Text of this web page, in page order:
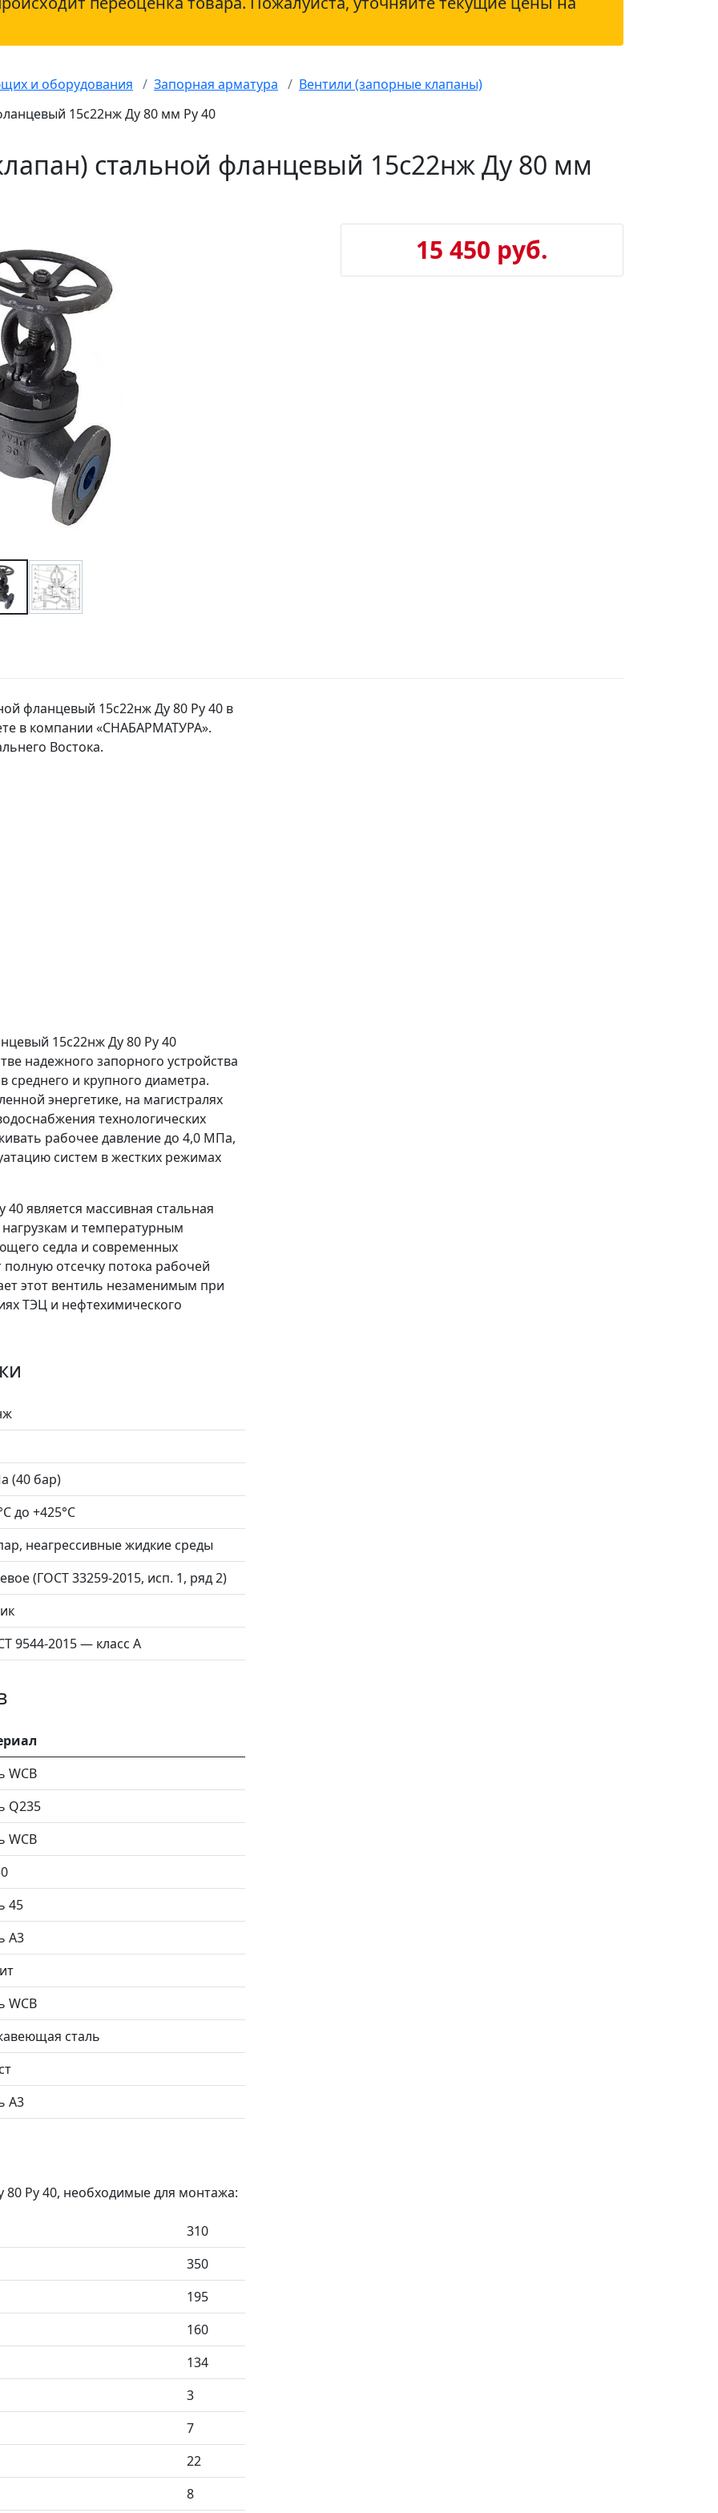
и оборудования Запорная арматура
Вентили (запорные клапаны)
15с22нж Ду 80 мм Ру 40
стальной фланцевый 15с22нж Ду 80 мм
15 450 руб.
фланцевый 15с22нж Ду 80 Ру 40 в
в компании «СНАБАРМАТУРА».
Востока.
15с22нж Ду 80 Ру 40
надежного запорного устройства
среднего и крупного диаметра.
энергетике, на магистралях
технологических
рабочее давление до 4,0 МПа,
систем в жестких режимах
является массивная стальная
и температурным
седла и современных
отсечку потока рабочей
этот вентиль незаменимым при
ТЭЦ и нефтехимического
(40 бар)
до +425°C
неагрессивные жидкие среды
(ГОСТ 33259-2015, исп. 1, ряд 2)
9544-2015 — класс А
WCB
Q235
WCB
45
А3
WCB
сталь
А3
Ру 40, необходимые для монтажа:
310
350
195
160
134
3
7
22
8